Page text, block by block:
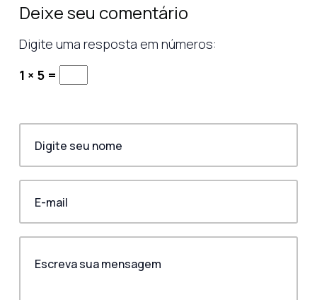
Deixe seu comentário
Digite uma resposta em números:
1 × 5 =